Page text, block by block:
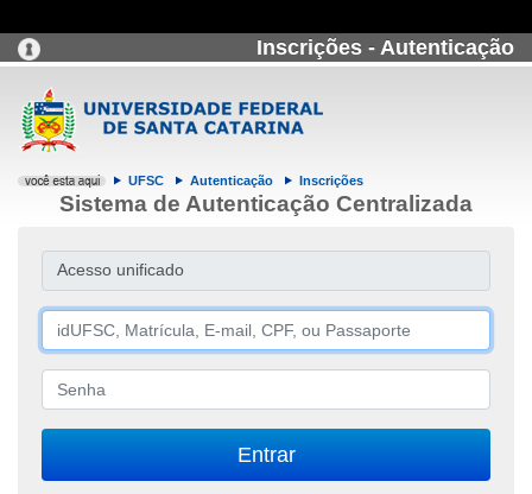
Inscrições - Autenticação
UFSC Autenticação Inscrições
Sistema de Autenticação Centralizada
Acesso unificado